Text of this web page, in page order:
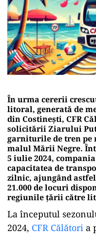
În urma cererii
litoral, generată de
din Costinești, CFR
solicitării Ziarului
garniturile de tren pe
malul Mării Negre.
5 iulie 2024,
capacitatea de
zilnic, ajungând
21.000 de locuri
regiunile țării către
La începutul
2024, CFR Călători a